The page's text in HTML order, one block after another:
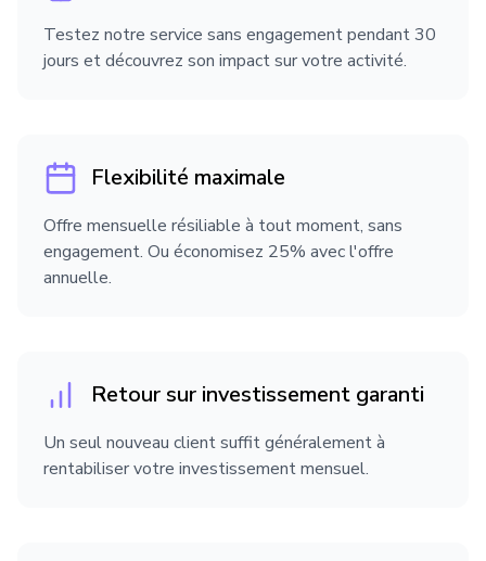
Droit du numérique et des
Droit du sport
Droit du travail
Droit immobilier
Testez notre service sans engagement pendant 30
jours et découvrez son impact sur votre activité.
Flexibilité maximale
Offre mensuelle résiliable à tout moment, sans
engagement. Ou économisez 25% avec l'offre
annuelle.
Retour sur investissement garanti
Un seul nouveau client suffit généralement à
rentabiliser votre investissement mensuel.